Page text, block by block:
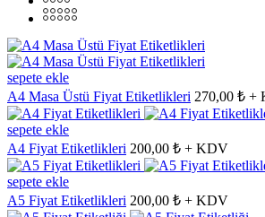
sepete ekle
A4 Masa Üstü Fiyat Etiketlikleri 270,00 ₺ +
sepete ekle
A4 Fiyat Etiketlikleri 200,00 ₺ + KDV
sepete ekle
A5 Fiyat Etiketlikleri 200,00 ₺ + KDV